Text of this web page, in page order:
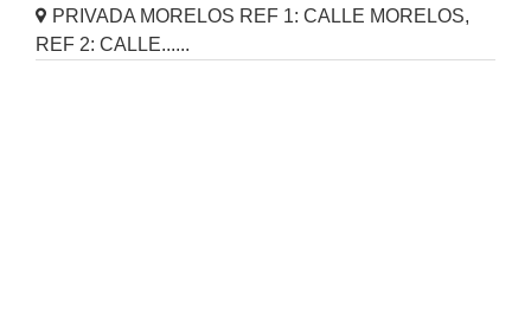
PRIVADA MORELOS REF 1: CALLE MORELOS,
REF 2: CALLE......